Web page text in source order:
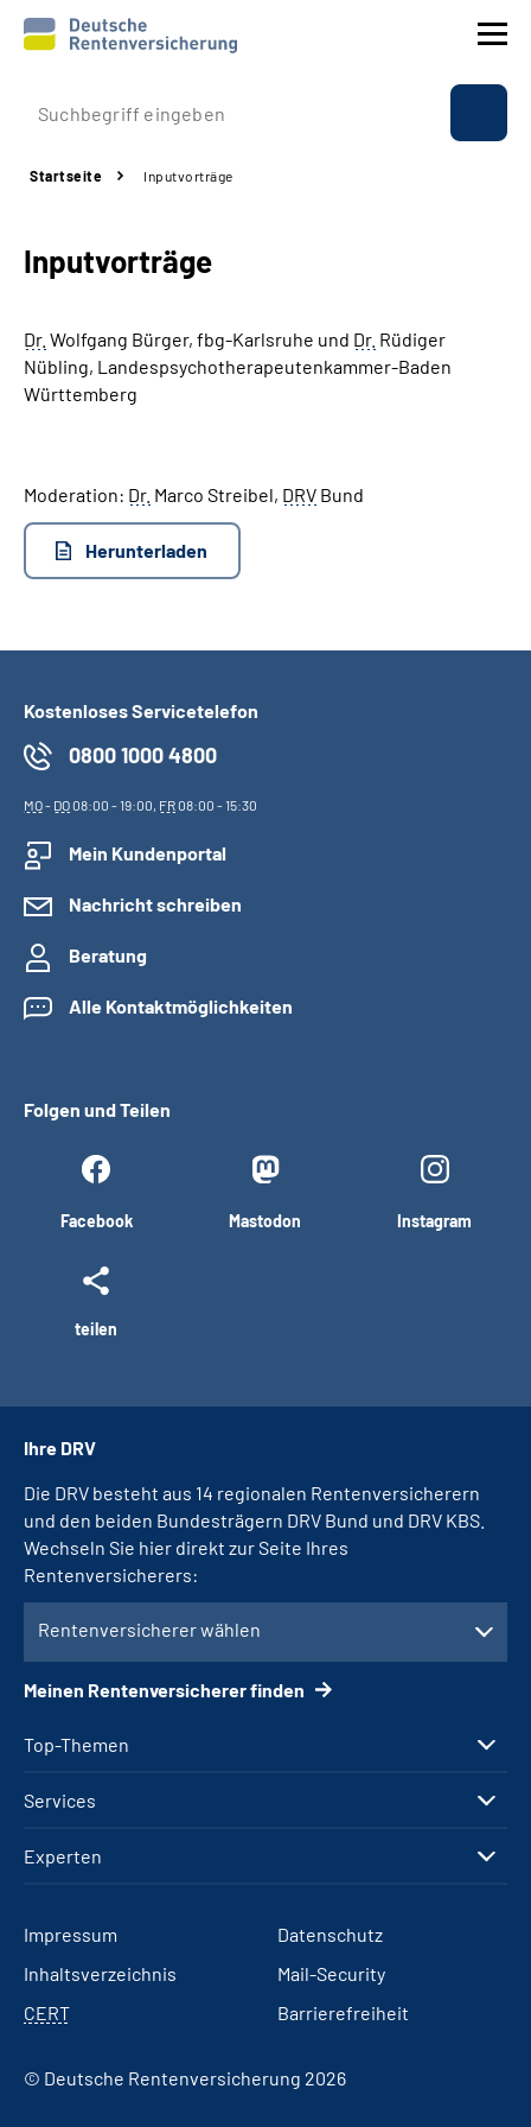
Prävention
Rente
Beratung & Kontakt
Experten
Online-Services
Language
Inhalte in Gebärdensprache (DGS)
Startseite Inputvorträge
Inputvorträge
Dr. Wolfgang Bürger, fbg-Karlsruhe und Dr. Rüdiger
Nübling, Landespsychotherapeutenkammer-Baden
Württemberg
Moderation: Dr. Marco Streibel, DRV Bund
Herunterladen
Kostenloses Servicetelefon
0800 1000 4800
MO- DO08:00 - 19:00, FR08:00 - 15:30
Mein Kundenportal
Nachricht schreiben
Beratung
Alle Kontaktmöglichkeiten
Folgen und Teilen
Facebook Mastodon Instagram
teilen
Top-Themen
Services
Experten
Ihre DRV
Die DRV besteht aus 14 regionalen Rentenversicherern
und den beiden Bundesträgern DRV Bund und DRV KBS.
Wechseln Sie hier direkt zur Seite Ihres
Rentenversicherers:
Rentenversicherer wählen
Meinen Rentenversicherer finden
Impressum
Datenschutz
Inhaltsverzeichnis
Mail-Security
CERT
Barrierefreiheit
© Deutsche Rentenversicherung 2026